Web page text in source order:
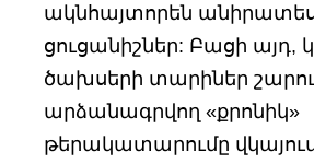
ակնհայտորեն
ցուցանիշներ: Բացի
ծախսերի տարիներ
արձանագրվող «քրոնիկ»
թերակատարումը